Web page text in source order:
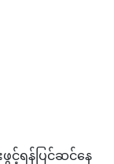
င့်ရန်ပြင်ဆင်နေ